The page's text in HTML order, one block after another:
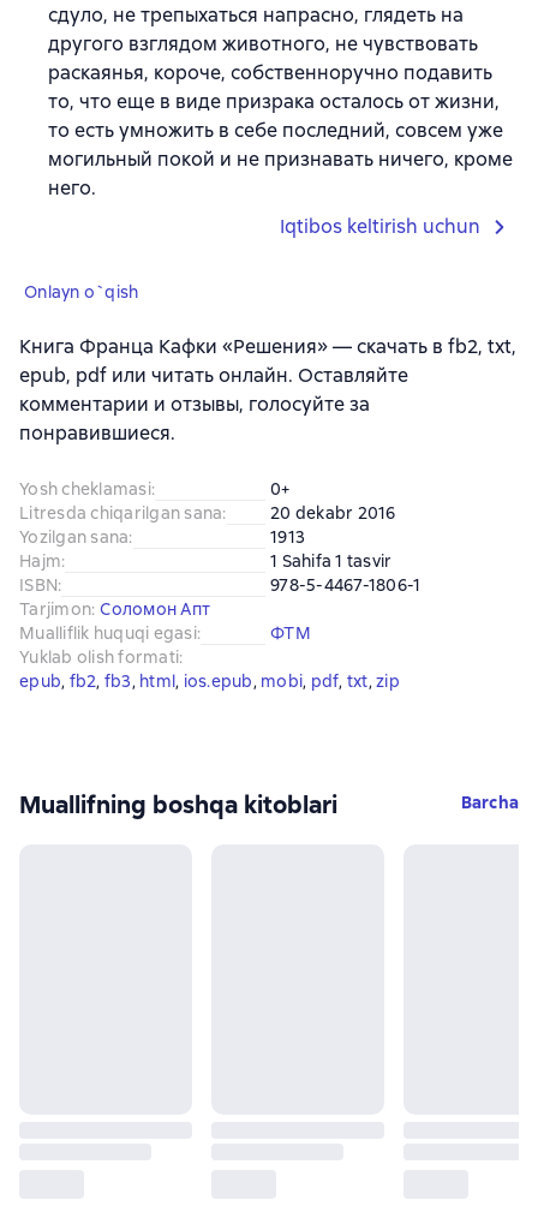
сдуло, не трепыхаться напрасно, глядеть на
другого взглядом животного, не чувствовать
раскаянья, короче, собственноручно подавить
то, что еще в виде призрака осталось от жизни,
то есть умножить в себе последний, совсем уже
могильный покой и не признавать ничего, кроме
него.
Iqtibos keltirish uchun
Onlayn o`qish
Книга Франца Кафки «Решения» — скачать в fb2, txt,
epub, pdf или читать онлайн. Оставляйте
комментарии и отзывы, голосуйте за
понравившиеся.
Yosh cheklamasi:
0+
Litresda chiqarilgan sana:
20 dekabr 2016
Yozilgan sana:
1913
Hajm:
1 Sahifa 1 tasvir
ISBN:
978-5-4467-1806-1
Tarjimon: Соломон Апт
Mualliflik huquqi egasi:
ФТМ
Yuklab olish formati:
epub, fb2, fb3, html, ios.epub, mobi, pdf, txt, zip
Muallifning boshqa kitoblari Barcha